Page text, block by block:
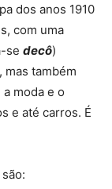
dos anos 1910
com uma
se decô)
também
moda e o
e até carros. É